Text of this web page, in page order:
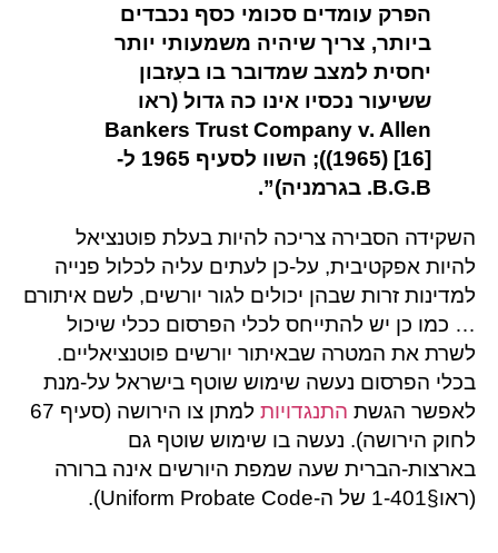
הפרק עומדים סכומי כסף נכבדים
ביותר, צריך שיהיה משמעותי יותר
יחסית למצב שמדובר בו בעִזבון
ששיעור נכסיו אינו כה גדול (ראו
Bankers Trust Company v. Allen
(1965) [16]); השוו לסעיף 1965 ל-
B.G.B. בגרמניה)”.
השקידה הסבירה צריכה להיות בעלת פוטנציאל
להיות אפקטיבית, על-כן לעתים עליה לכלול פנייה
למדינות זרות שבהן יכולים לגור יורשים, לשם איתורם
… כמו כן יש להתייחס לכלי הפרסום ככלי שיכול
לשרת את המטרה שבאיתור יורשים פוטנציאליים.
בכלי הפרסום נעשה שימוש שוטף בישראל על-מנת
לאפשר הגשת התנגדויות
למתן צו הירושה (סעיף 67
לחוק הירושה). נעשה בו שימוש שוטף גם
בארצות-הברית שעה שמפת היורשים אינה ברורה
(ראו§1-401 של ה-Uniform Probate Code).